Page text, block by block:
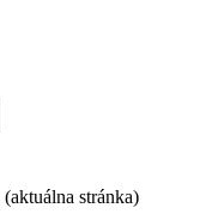
(aktuálna stránka)